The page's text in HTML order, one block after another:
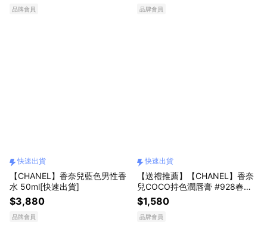
品牌會員 品牌會員
快速出貨
【CHANEL】香奈兒藍色男性香
水 50ml[快速出貨]
$3,880
品牌會員
快速出貨
【送禮推薦】【CHANEL】香奈
兒COCO持色潤唇膏 #928春櫻
3g[快速出貨]
$1,580
品牌會員